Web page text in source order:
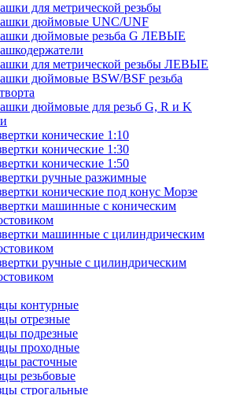
для метрической резьбы
дюймовые UNC/UNF
дюймовые резьба G ЛЕВЫЕ
для метрической резьбы ЛЕВЫЕ
дюймовые BSW/BSF резьба
дюймовые для резьб G, R и K
конические 1:10
конические 1:30
конические 1:50
ручные разжимные
конические под конус Морзе
машинные с коническим
машинные с цилиндрическим
ручные с цилиндрическим
контурные
отрезные
подрезные
проходные
расточные
резьбовые
строгальные